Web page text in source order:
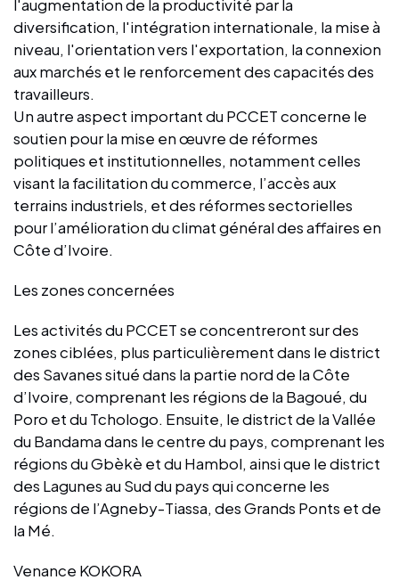
l'augmentation de la productivité par la
diversification, l'intégration internationale, la mise à
niveau, l'orientation vers l'exportation, la connexion
aux marchés et le renforcement des capacités des
travailleurs.
Un autre aspect important du PCCET concerne le
soutien pour la mise en œuvre de réformes
politiques et institutionnelles, notamment celles
visant la facilitation du commerce, l’accès aux
terrains industriels, et des réformes sectorielles
pour l’amélioration du climat général des affaires en
Côte d’Ivoire.
Les zones concernées
Les activités du PCCET se concentreront sur des
zones ciblées, plus particulièrement dans le district
des Savanes situé dans la partie nord de la Côte
d’Ivoire, comprenant les régions de la Bagoué, du
Poro et du Tchologo. Ensuite, le district de la Vallée
du Bandama dans le centre du pays, comprenant les
régions du Gbèkè et du Hambol, ainsi que le district
des Lagunes au Sud du pays qui concerne les
régions de l’Agneby-Tiassa, des Grands Ponts et de
la Mé.
Venance KOKORA